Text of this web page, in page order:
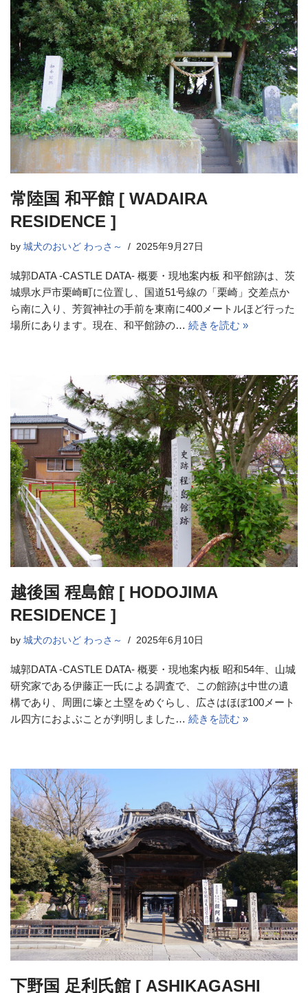
常陸国 和平館 [ WADAIRA
RESIDENCE ]
by 城犬のおいど わっさ～ 2025年9月27日
城郭DATA -CASTLE DATA- 概要・現地案内板 和平館跡は、茨
城県水戸市栗崎町に位置し、国道51号線の「栗崎」交差点か
ら南に入り、芳賀神社の手前を東南に400メートルほど行った
場所にあります。現在、和平館跡の… 続きを読む »
越後国 程島館 [ HODOJIMA
RESIDENCE ]
by 城犬のおいど わっさ～ 2025年6月10日
城郭DATA -CASTLE DATA- 概要・現地案内板 昭和54年、山城
研究家である伊藤正一氏による調査で、この館跡は中世の遺
構であり、周囲に壕と土塁をめぐらし、広さはほぼ100メート
ル四方におよぶことが判明しました… 続きを読む »
下野国 足利氏館 [ ASHIKAGASHI